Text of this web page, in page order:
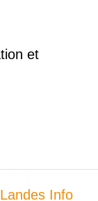
et
Landes Info